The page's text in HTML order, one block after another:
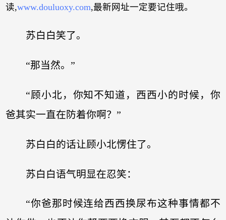
读,www.douluoxy.com,最新网址一定要记住哦。
苏白白笑了。
“那当然。”
“顾小北，你知不知道，西西小的时候，你
爸其实一直在防着你啊？”
苏白白的话让顾小北愣住了。
苏白白语气明显在忍笑：
“你爸那时候连给西西换尿布这种事情都不